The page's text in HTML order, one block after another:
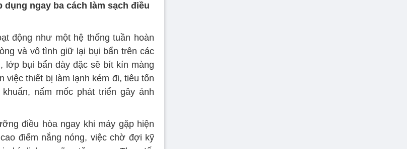
ngay ba cách làm sạch điều
động như một hệ thống tuần hoàn
và vô tình giữ lại bụi bẩn trên các
lớp bụi bẩn dày đặc sẽ bít kín màng
việc thiết bị làm lạnh kém đi, tiêu tốn
nấm mốc phát triển gây ảnh
điều hòa ngay khi máy gặp hiện
điểm nắng nóng, việc chờ đợi kỹ